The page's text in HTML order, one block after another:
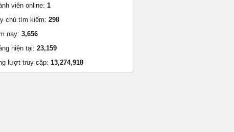
viên online: 1
chủ tìm kiếm: 298
nay: 3,656
hiện tại: 23,159
lượt truy cập: 13,274,918